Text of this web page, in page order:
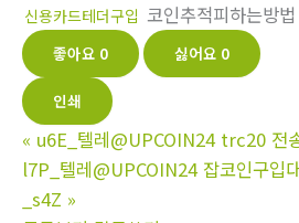
신용카드테더구입 코인추적피하는방법
좋아요 0 싫어요 0
인쇄
« u6E_텔레@UPCOIN24 trc20 전
l7P_텔레@UPCOIN24 잡코인구입
_s4Z »